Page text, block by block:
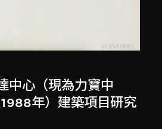
中心（現為力寶中
年）建築項目研究